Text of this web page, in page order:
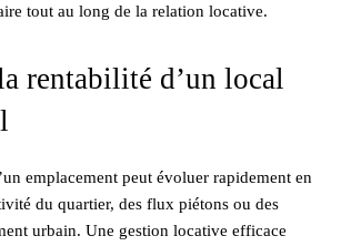
tout au long de la relation locative.
rentabilité d’un local
emplacement peut évoluer rapidement en
du quartier, des flux piétons ou des
urbain. Une gestion locative efficace